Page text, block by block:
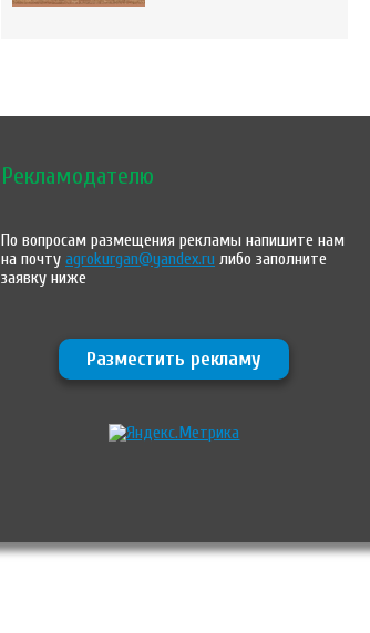
Рекламодателю
По вопросам размещения рекламы напишите нам
на почтуagrokurgan@yandex.ru либо заполните
заявку ниже
Разместить рекламу